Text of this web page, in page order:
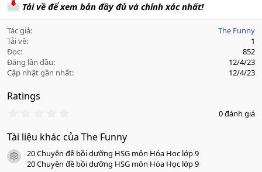
Tải về để xem bản đầy đủ và chính xác nhất!
Tác giả
The Funny
Tải về
1
Đọc
852
Đăng lần đầu
12/4/23
Cập nhật gần nhất
12/4/23
Ratings
0
0
s
a
o
0 đánh giá
Tài liệu khác của The Funny
icon tài liệu
20 Chuyên đề bồi dưỡng HSG môn Hóa Học lớp 9
20 Chuyên đề bồi dưỡng HSG môn Hóa Học lớp 9